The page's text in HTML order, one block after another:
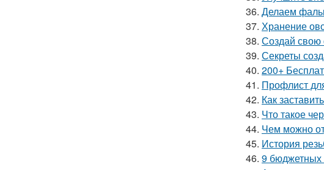
36. Делаем
37. Хранение
38. Создай свою
39. Секреты
40. 200+
41. Профлист
42. Как
43. Что такое
44. Чем можно
45. История
46. 9 бюджетных